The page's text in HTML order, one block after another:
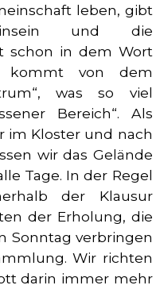
leben, gibt
und die
schon in dem Wort
kommt von dem
was so viel
Bereich“. Als
im Kloster und nach
wir das Gelände
Tage. In der Regel
der Klausur
der Erholung, die
Sonntag verbringen
Wir richten
darin immer mehr